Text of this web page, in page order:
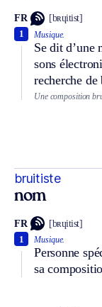
FR [bʀɥitist]
Musique.
Se dit d’une
sons
recherche de
1
Une composition
bruitiste
nom
FR [bʀɥitist]
Musique.
Personne
sa
1